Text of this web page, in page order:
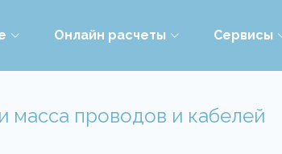
Онлайн расчеты Сервисы
масса проводов и кабелей